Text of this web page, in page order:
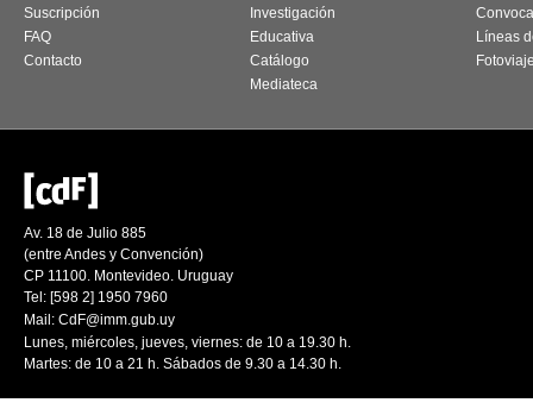
Suscripción
FAQ
Contacto
Investigación
Educativa
Catálogo
Mediateca
Líneas
Av. 18 de Julio 885
(entre Andes y Convención)
CP 11100. Montevideo. Uruguay
Tel: [598 2] 1950 7960
Mail: CdF@imm.gub.uy
Lunes, miércoles, jueves, viernes: de 10 a 19.30 h.
Martes: de 10 a 21 h. Sábados de 9.30 a 14.30 h.